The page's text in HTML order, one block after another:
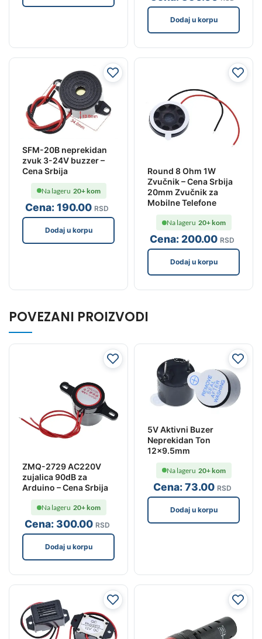
Dodaj u korpu
SFM-20B neprekidan
zvuk 3-24V buzzer –
Cena Srbija
Cena:190.00 RSD
Na lageru 20+ kom
Dodaj u korpu
Round 8 Ohm 1W
Zvučnik – Cena Srbija
20mm Zvučnik za
Mobilne Telefone
Cena: 200.00 RSD
Na lageru 20+ kom
Dodaj u korpu
POVEZANI PROIZVODI
ZMQ-2729 AC220V
zujalica 90dB za
Arduino – Cena Srbija
Cena:300.00 RSD
Na lageru 20+ kom
Dodaj u korpu
5V Aktivni Buzer
Neprekidan Ton
12×9.5mm
Cena:73.00 RSD
Na lageru 20+ kom
Dodaj u korpu